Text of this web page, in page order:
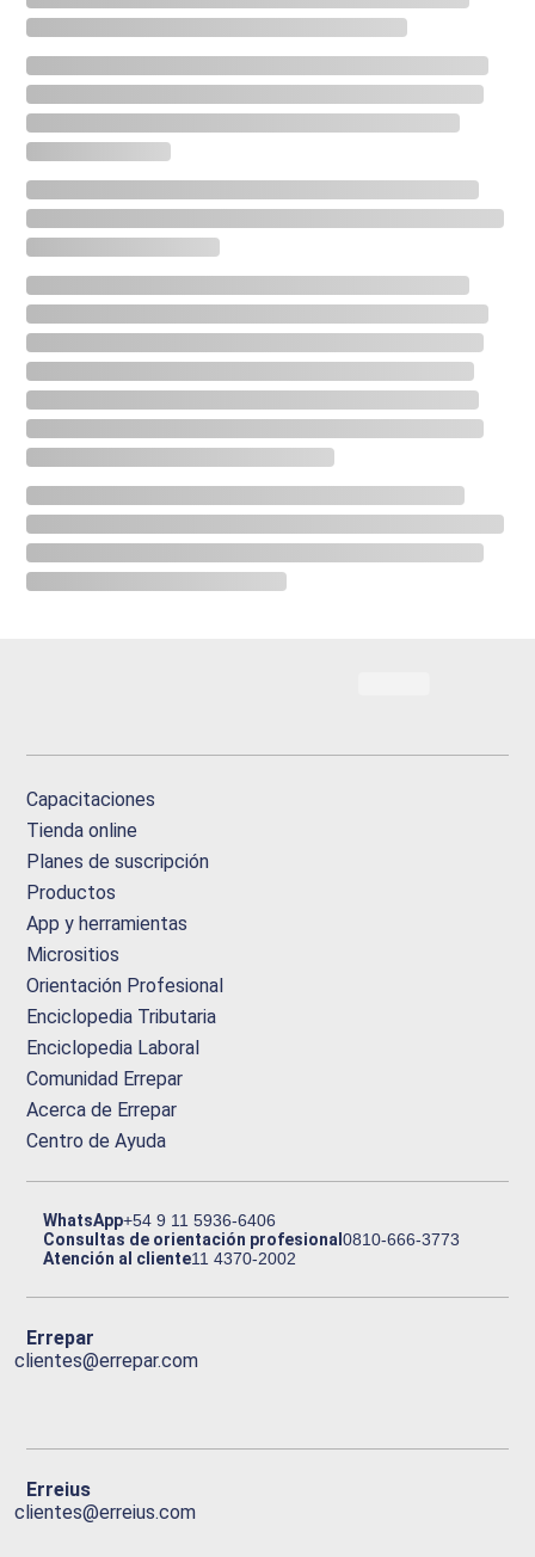
Capacitaciones
Tienda online
Planes de suscripción
Productos
App y herramientas
Micrositios
Orientación Profesional
Enciclopedia Tributaria
Enciclopedia Laboral
Comunidad Errepar
Acerca de Errepar
Centro de Ayuda
WhatsApp+54 9 11 5936-6406
Consultas de orientación profesional0810-666-3773
Atención al cliente11 4370-2002
Errepar
clientes@errepar.com
Erreius
clientes@erreius.com